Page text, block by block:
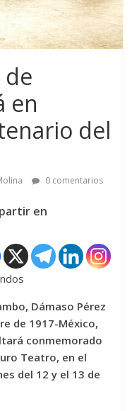
en
del
0 comentarios
en
Dámaso Pérez
de 1917-México,
conmemorado
Teatro, en el
del 12 y el 13 de